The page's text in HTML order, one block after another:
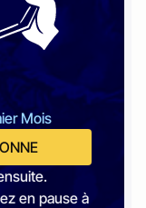
Mois
en pause à